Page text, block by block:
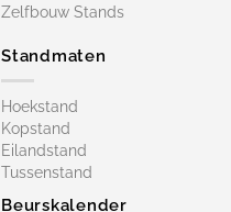
Zelfbouw Stands
Standmaten
Hoekstand
Kopstand
Eilandstand
Tussenstand
Beurskalender